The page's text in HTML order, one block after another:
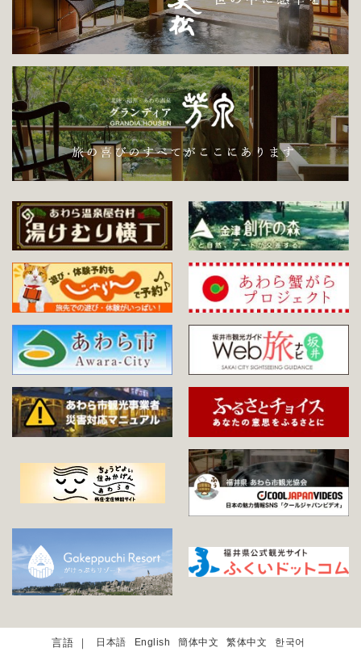
日本語 English 簡体中文 繁体中文 한국어